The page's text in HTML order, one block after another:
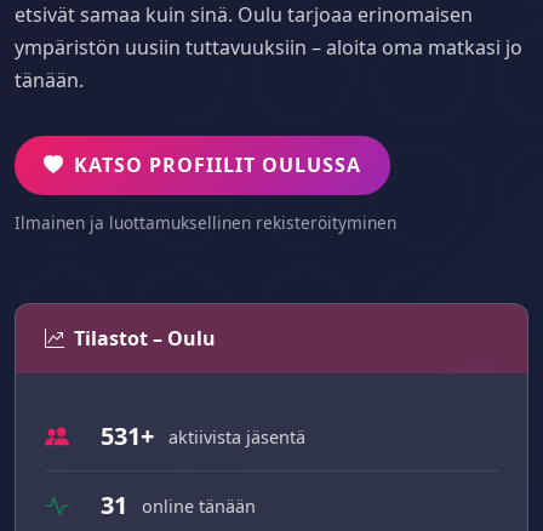
etsivät samaa kuin sinä. Oulu tarjoaa erinomaisen
ympäristön uusiin tuttavuuksiin – aloita oma matkasi jo
tänään.
KATSO PROFIILIT OULUSSA
Ilmainen ja luottamuksellinen rekisteröityminen
Tilastot – Oulu
531+ aktiivista jäsentä
31 online tänään